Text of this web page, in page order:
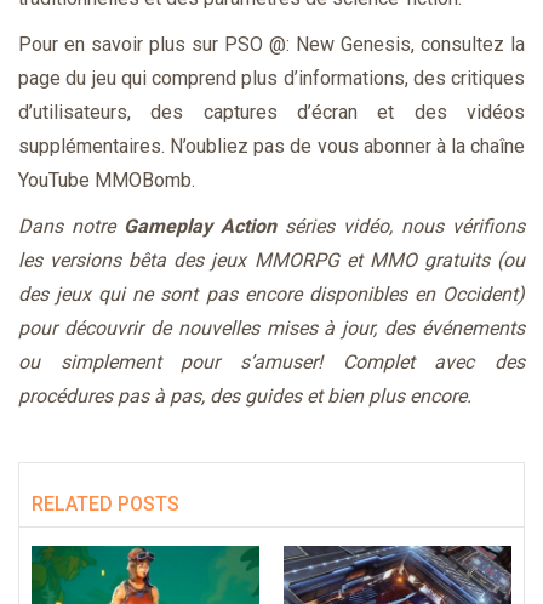
Pour en savoir plus sur PSO @: New Genesis, consultez la
page du jeu qui comprend plus d’informations, des critiques
d’utilisateurs, des captures d’écran et des vidéos
supplémentaires. N’oubliez pas de vous abonner à la chaîne
YouTube MMOBomb.
Dans notre Gameplay Actionséries vidéo, nous vérifions
les versions bêta des jeux MMORPG et MMO gratuits (ou
des jeux qui ne sont pas encore disponibles en Occident)
pour découvrir de nouvelles mises à jour, des événements
ou simplement pour s’amuser! Complet avec des
procédures pas à pas, des guides et bien plus encore.
RELATED POSTS